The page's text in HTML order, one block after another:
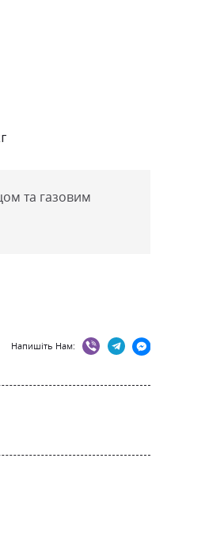
та газовим
Напишіть Нам: